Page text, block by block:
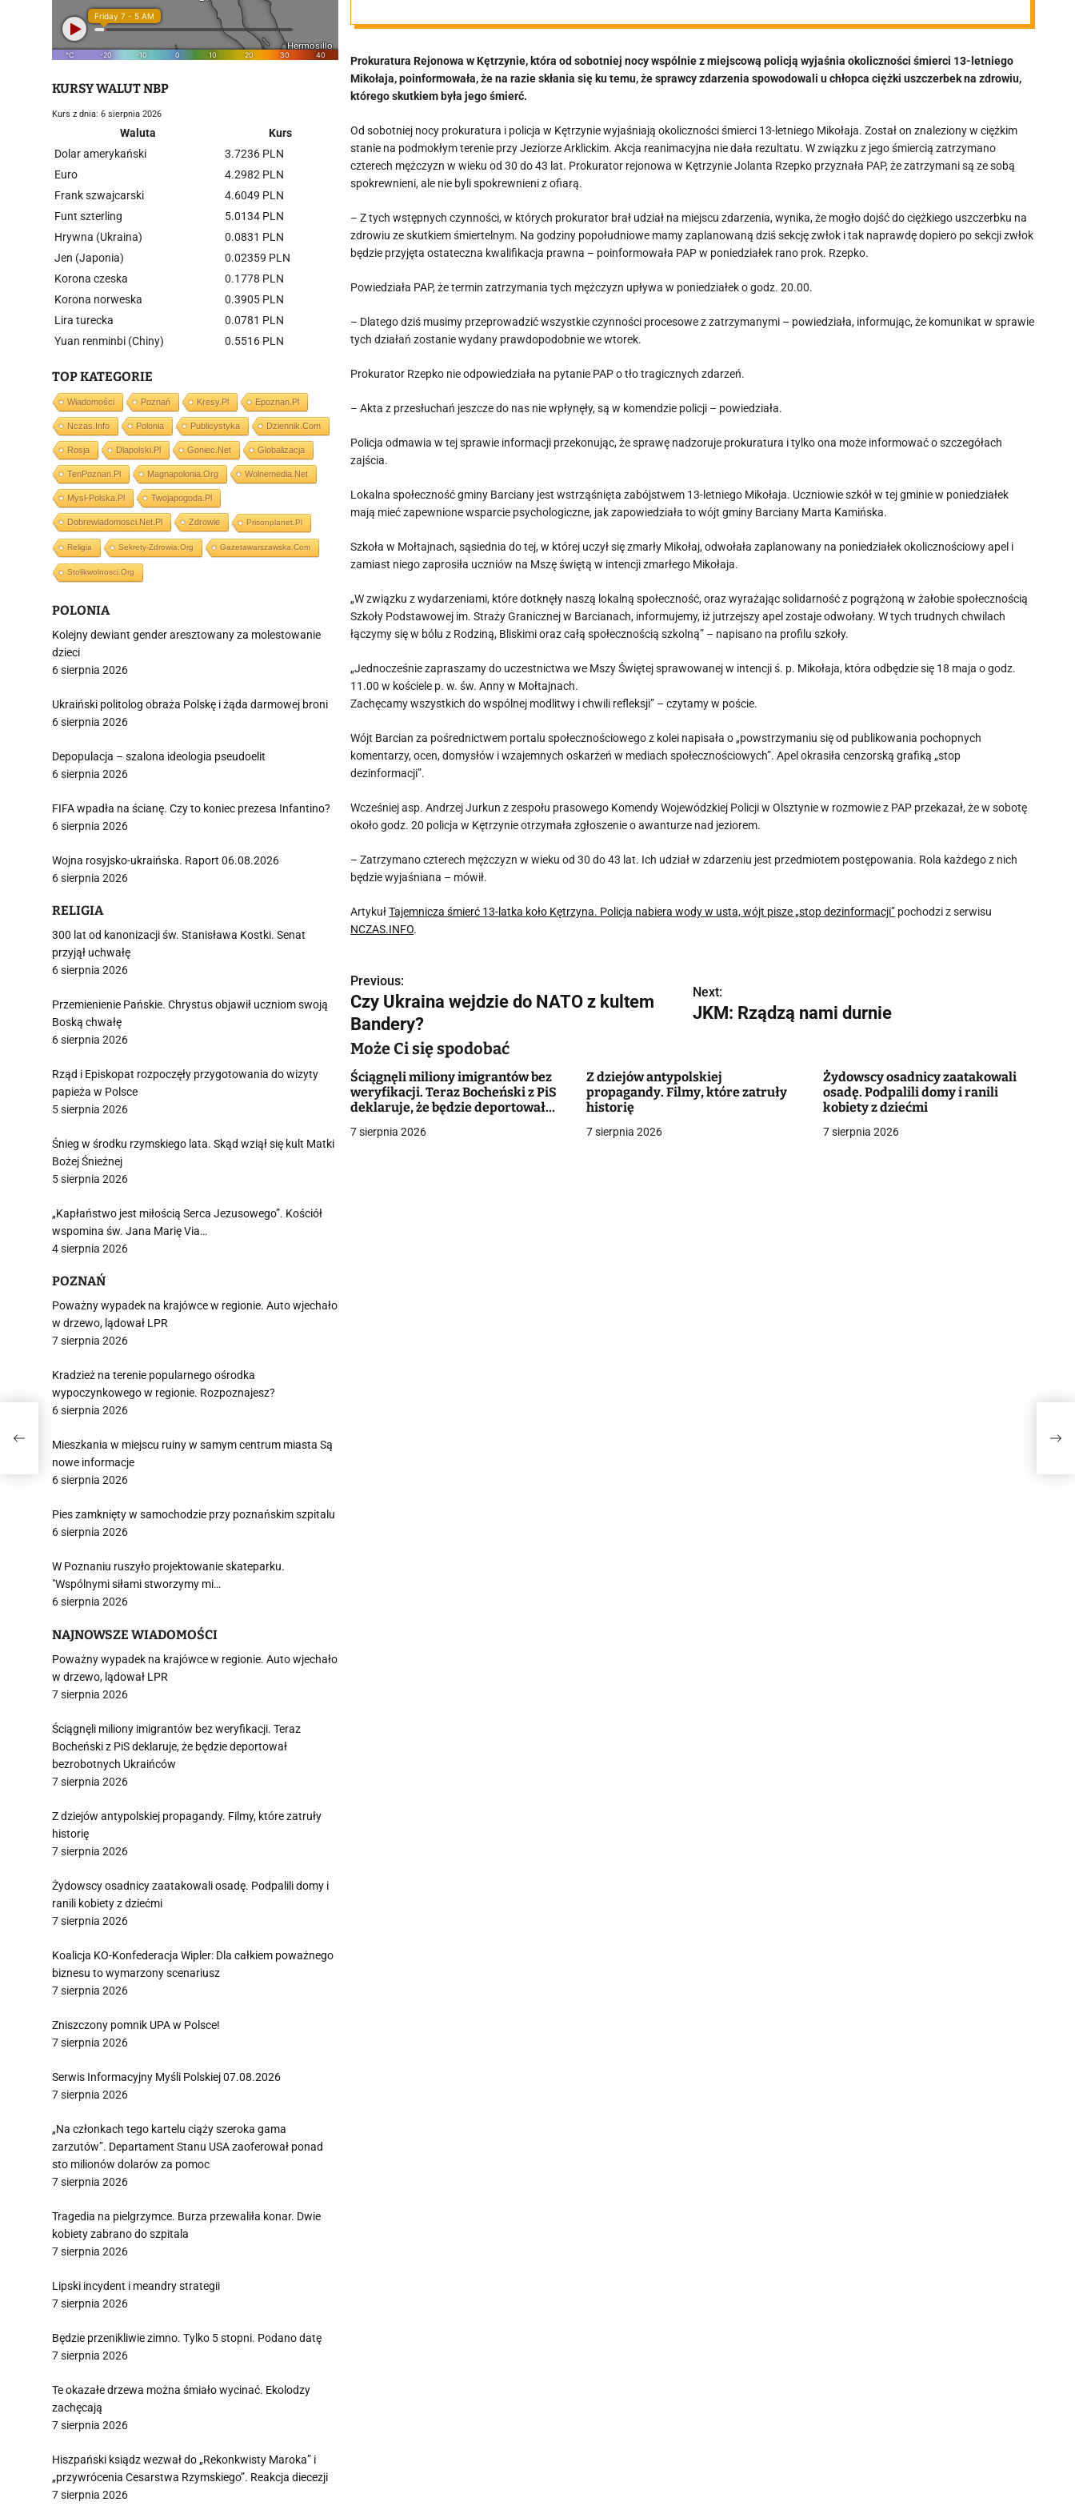
Prokuratura Rejonowa w Kętrzynie, która od sobotniej nocy wspólnie z miejscową policją wyjaśnia okoliczności śmierci 13-letniego
Mikołaja, poinformowała, że na razie skłania się ku temu, że sprawcy zdarzenia spowodowali u chłopca ciężki uszczerbek na zdrowiu,
którego skutkiem była jego śmierć.
Od sobotniej nocy prokuratura i policja w Kętrzynie wyjaśniają okoliczności śmierci 13-letniego Mikołaja. Został on znaleziony w ciężkim
stanie na podmokłym terenie przy Jeziorze Arklickim. Akcja reanimacyjna nie dała rezultatu. W związku z jego śmiercią zatrzymano
czterech mężczyzn w wieku od 30 do 43 lat. Prokurator rejonowa w Kętrzynie Jolanta Rzepko przyznała PAP, że zatrzymani są ze sobą
spokrewnieni, ale nie byli spokrewnieni z ofiarą.
– Z tych wstępnych czynności, w których prokurator brał udział na miejscu zdarzenia, wynika, że mogło dojść do ciężkiego uszczerbku na
zdrowiu ze skutkiem śmiertelnym. Na godziny popołudniowe mamy zaplanowaną dziś sekcję zwłok i tak naprawdę dopiero po sekcji zwłok
będzie przyjęta ostateczna kwalifikacja prawna – poinformowała PAP w poniedziałek rano prok. Rzepko.
Powiedziała PAP, że termin zatrzymania tych mężczyzn upływa w poniedziałek o godz. 20.00.
– Dlatego dziś musimy przeprowadzić wszystkie czynności procesowe z zatrzymanymi – powiedziała, informując, że komunikat w sprawie
tych działań zostanie wydany prawdopodobnie we wtorek.
Prokurator Rzepko nie odpowiedziała na pytanie PAP o tło tragicznych zdarzeń.
– Akta z przesłuchań jeszcze do nas nie wpłynęły, są w komendzie policji – powiedziała.
Policja odmawia w tej sprawie informacji przekonując, że sprawę nadzoruje prokuratura i tylko ona może informować o szczegółach
zajścia.
Lokalna społeczność gminy Barciany jest wstrząśnięta zabójstwem 13-letniego Mikołaja. Uczniowie szkół w tej gminie w poniedziałek
mają mieć zapewnione wsparcie psychologiczne, jak zapowiedziała to wójt gminy Barciany Marta Kamińska.
Szkoła w Mołtajnach, sąsiednia do tej, w której uczył się zmarły Mikołaj, odwołała zaplanowany na poniedziałek okolicznościowy apel i
zamiast niego zaprosiła uczniów na Mszę świętą w intencji zmarłego Mikołaja.
„W związku z wydarzeniami, które dotknęły naszą lokalną społeczność, oraz wyrażając solidarność z pogrążoną w żałobie społecznością
Szkoły Podstawowej im. Straży Granicznej w Barcianach, informujemy, iż jutrzejszy apel zostaje odwołany. W tych trudnych chwilach
łączymy się w bólu z Rodziną, Bliskimi oraz całą społecznością szkolną” – napisano na profilu szkoły.
„Jednocześnie zapraszamy do uczestnictwa we Mszy Świętej sprawowanej w intencji ś. p. Mikołaja, która odbędzie się 18 maja o godz.
11.00 w kościele p. w. św. Anny w Mołtajnach.
Zachęcamy wszystkich do wspólnej modlitwy i chwili refleksji” – czytamy w poście.
Wójt Barcian za pośrednictwem portalu społecznościowego z kolei napisała o „powstrzymaniu się od publikowania pochopnych
komentarzy, ocen, domysłów i wzajemnych oskarżeń w mediach społecznościowych”. Apel okrasiła cenzorską grafiką „stop
dezinformacji”.
Wcześniej asp. Andrzej Jurkun z zespołu prasowego Komendy Wojewódzkiej Policji w Olsztynie w rozmowie z PAP przekazał, że w sobotę
około godz. 20 policja w Kętrzynie otrzymała zgłoszenie o awanturze nad jeziorem.
– Zatrzymano czterech mężczyzn w wieku od 30 do 43 lat. Ich udział w zdarzeniu jest przedmiotem postępowania. Rola każdego z nich
będzie wyjaśniana – mówił.
ArtykułTajemnicza śmierć 13-latka koło Kętrzyna. Policja nabiera wody w usta, wójt pisze „stop dezinformacji” pochodzi z serwisu
NCZAS.INFO.
N
a
w
i
g
a
Previous:
Czy Ukraina wejdzie do NATO z kultem
Bandery?
Next:
JKM: Rządzą nami durnie
Może Ci się spodobać
Ściągnęli miliony imigrantów bez
weryfikacji. Teraz Bocheński z PiS
deklaruje, że będzie deportował
7 sierpnia 2026
Z dziejów antypolskiej
propagandy. Filmy, które zatruły
historię
7 sierpnia 2026
Żydowscy osadnicy zaatakowali
osadę. Podpalili domy i ranili
kobiety z dziećmi
7 sierpnia 2026
KURSY WALUT NBP
Kurs z dnia: 6 sierpnia 2026
Waluta
Kurs
Dolar amerykański
3.7236 PLN
Euro
4.2982 PLN
Frank szwajcarski
4.6049 PLN
Funt szterling
5.0134 PLN
Hrywna (Ukraina)
0.0831 PLN
Jen (Japonia)
0.02359 PLN
Korona czeska
0.1778 PLN
Korona norweska
0.3905 PLN
Lira turecka
0.0781 PLN
Yuan renminbi (Chiny)
0.5516 PLN
TOP KATEGORIE
Wiadomości Poznań Kresy.pl Epoznan.pl
Nczas.info Polonia Publicystyka Dziennik.com
Rosja Dlapolski.pl Goniec.net Globalizacja
TenPoznan.pl Magnapolonia.org Wolnemedia.net
Mysl-Polska.pl Twojapogoda.pl
Dobrewiadomosci.net.pl Zdrowie Prisonplanet.pl
Religia Sekrety-Zdrowia.org Gazetawarszawska.com
Stolikwolnosci.org
POLONIA
Kolejny dewiant gender aresztowany za molestowanie
dzieci
6 sierpnia 2026
Ukraiński politolog obraża Polskę i żąda darmowej broni
6 sierpnia 2026
Depopulacja – szalona ideologia pseudoelit
6 sierpnia 2026
FIFA wpadła na ścianę. Czy to koniec prezesa Infantino?
6 sierpnia 2026
Wojna rosyjsko-ukraińska. Raport 06.08.2026
6 sierpnia 2026
RELIGIA
300 lat od kanonizacji św. Stanisława Kostki. Senat
przyjął uchwałę
6 sierpnia 2026
Przemienienie Pańskie. Chrystus objawił uczniom swoją
Boską chwałę
6 sierpnia 2026
Rząd i Episkopat rozpoczęły przygotowania do wizyty
papieża w Polsce
5 sierpnia 2026
Śnieg w środku rzymskiego lata. Skąd wziął się kult Matki
Bożej Śnieżnej
5 sierpnia 2026
„Kapłaństwo jest miłością Serca Jezusowego”. Kościół
wspomina św. Jana Marię Via…
4 sierpnia 2026
POZNAŃ
Poważny wypadek na krajówce w regionie. Auto wjechało
w drzewo, lądował LPR
7 sierpnia 2026
Kradzież na terenie popularnego ośrodka
wypoczynkowego w regionie. Rozpoznajesz?
6 sierpnia 2026
Mieszkania w miejscu ruiny w samym centrum miasta Są
nowe informacje
6 sierpnia 2026
Pies zamknięty w samochodzie przy poznańskim szpitalu
6 sierpnia 2026
W Poznaniu ruszyło projektowanie skateparku.
"Wspólnymi siłami stworzymy mi…
6 sierpnia 2026
NAJNOWSZE WIADOMOŚCI
Poważny wypadek na krajówce w regionie. Auto wjechało
w drzewo, lądował LPR
7 sierpnia 2026
Ściągnęli miliony imigrantów bez weryfikacji. Teraz
Bocheński z PiS deklaruje, że będzie deportował
bezrobotnych Ukraińców
7 sierpnia 2026
Z dziejów antypolskiej propagandy. Filmy, które zatruły
historię
7 sierpnia 2026
Żydowscy osadnicy zaatakowali osadę. Podpalili domy i
ranili kobiety z dziećmi
7 sierpnia 2026
Koalicja KO-Konfederacja Wipler: Dla całkiem poważnego
biznesu to wymarzony scenariusz
7 sierpnia 2026
Zniszczony pomnik UPA w Polsce!
7 sierpnia 2026
Serwis Informacyjny Myśli Polskiej 07.08.2026
7 sierpnia 2026
„Na członkach tego kartelu ciąży szeroka gama
zarzutów”. Departament Stanu USA zaoferował ponad
sto milionów dolarów za pomoc
7 sierpnia 2026
Tragedia na pielgrzymce. Burza przewaliła konar. Dwie
kobiety zabrano do szpitala
7 sierpnia 2026
Lipski incydent i meandry strategii
7 sierpnia 2026
Będzie przenikliwie zimno. Tylko 5 stopni. Podano datę
7 sierpnia 2026
Te okazałe drzewa można śmiało wycinać. Ekolodzy
zachęcają
7 sierpnia 2026
Hiszpański ksiądz wezwał do „Rekonkwisty Maroka” i
„przywrócenia Cesarstwa Rzymskiego”. Reakcja diecezji
7 sierpnia 2026